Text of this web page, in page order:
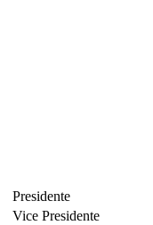
Presidente
Vice Presidente